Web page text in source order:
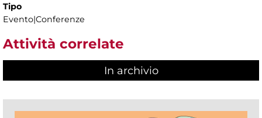
Tipo
Evento|Conferenze
Attività correlate
In archivio